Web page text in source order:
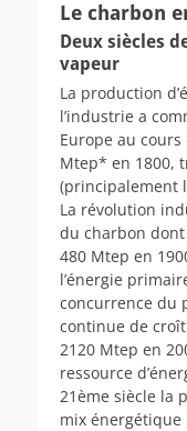
Le charbon
Deux siècles
vapeur
La production
l’industrie a
Europe au
Mtep* en 1800,
(principalement
La révolution
du charbon dont
480 Mtep en
l’énergie
concurrence du
continue de
2120 Mtep en
ressource
21ème siècle la
mix énergétique